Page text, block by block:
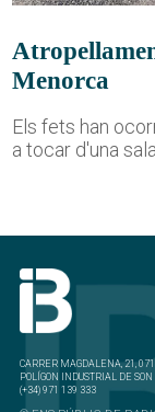
Menorca
Els fets han
a tocar d'una
CARRER MAGDALENA, 21,
POLÍGON INDUSTRIAL DE
(+34) 971 139 333